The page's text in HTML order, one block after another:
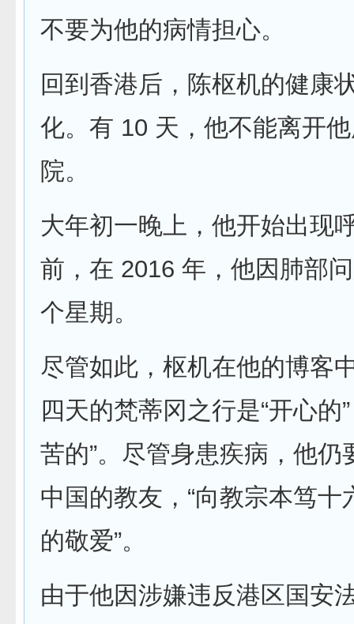
不要为他的病情担心。
回到香港后，陈枢机的健康
化。有 10 天，他不能离开
院。
大年初一晚上，他开始出现
前，在 2016 年，他因肺部
个星期。
尽管如此，枢机在他的博客
四天的梵蒂冈之行是“开心的
苦的”。尽管身患疾病，他仍
中国的教友，“向教宗本笃十
的敬爱”。
由于他因涉嫌违反港区国安